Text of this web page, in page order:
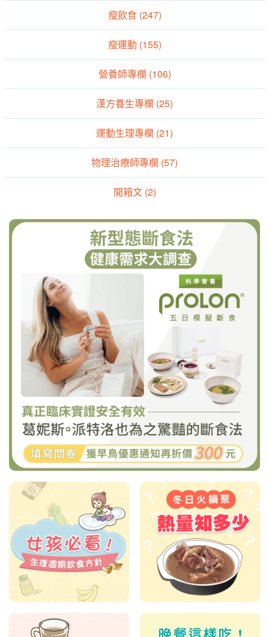
瘦飲食 (247)
瘦運動 (155)
營養師專欄 (106)
漢方養生專欄 (25)
運動生理專欄 (21)
物理治療師專欄 (57)
開箱文 (2)